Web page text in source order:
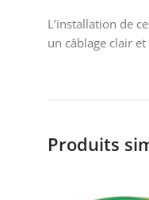
L’installation de
un câblage clair
Produits